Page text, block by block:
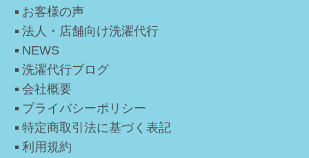
お客様の声
法人・店舗向け洗濯代行
NEWS
洗濯代行ブログ
会社概要
プライバシーポリシー
特定商取引法に基づく表記
利用規約